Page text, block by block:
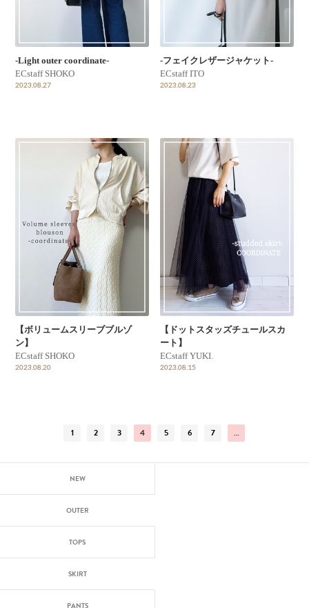
-Light outer coordinate-
ECstaff SHOKO
2023.08.27
-フェイクレザージャケット-
ECstaff ITO
2023.08.23
【ボリュームスリーブブルゾ
ン】
ECstaff SHOKO
2023.08.20
【ドットスタッズチュールスカ
ート】
ECstaff YUKI.
2023.08.15
1 2 3 4 5 6 7 …
NEW
OUTER
TOPS
SKIRT
PANTS